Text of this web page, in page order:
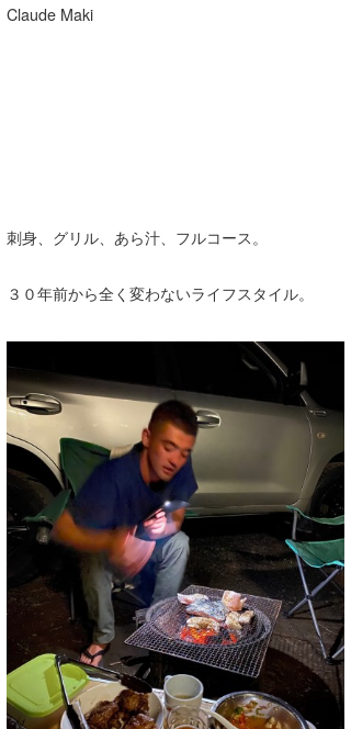
Claude Maki
刺身、グリル、あら汁、フルコース。
３０年前から全く変わないライフスタイル。